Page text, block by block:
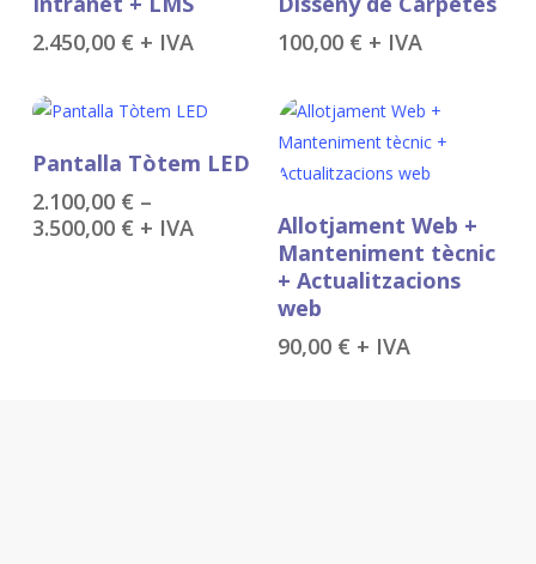
2.450,00 € + IVA
100,00 € + IVA
Selecciona Opcions
producte
té
diverses
Pantalla Tòtem LED
2.100,00 € –
3.500,00 €Interval
+ IVA
Afegeix A La Cistella
Allotjament Web +
Manteniment tècnic
+ Actualitzacions
web
90,00 € + IVA